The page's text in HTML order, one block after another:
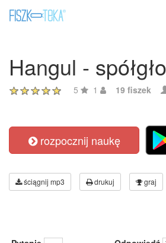
Hangul -
5 1 19 fiszek
rozpocznij naukę
ściągnij mp3 drukuj graj